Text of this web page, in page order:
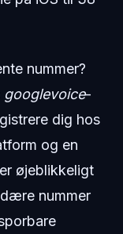
nummer?
googlevoice-
dig hos
og en
øjeblikkeligt
nummer